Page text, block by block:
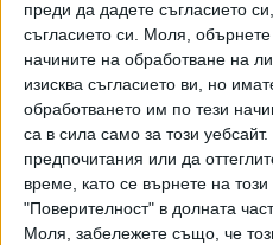
преди да дадете съгласието
съгласието си. Моля, обърнете
начините на обработване на
изисква съгласието ви, но
обработването им по тези
са в сила само за този
предпочитания или да
време, като се върнете на
"Поверителност" в долната
Моля, забележете също, че
Ако искате да подкрепите
и качествена журналистика в
можете да направите дарение
PayPal
Ключови думи: африканска чума,